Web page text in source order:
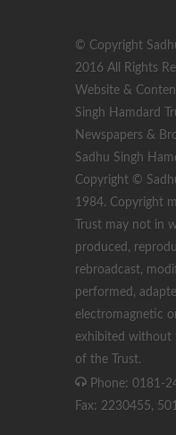
© Copyright
2016 All Rights
Website &
Singh Hamdard
Newspapers &
Sadhu Singh
Copyright ©
1984. Copyright
Trust may not in
produced,
rebroadcast,
performed,
electromagnetic
exhibited without
of the Trust.
Phone: 0181-
Fax: 2230455,